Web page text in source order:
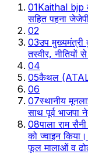
01Kaithal bjp
सहित पहना
02
03उप मुख्यमंत्री
तस्वीर, नीतियों
04
05कैथल
06
07स्थानीय
साथ पूर्व भाजपा
08पाला राम
को ज्वाइन
फूल मालाओं व